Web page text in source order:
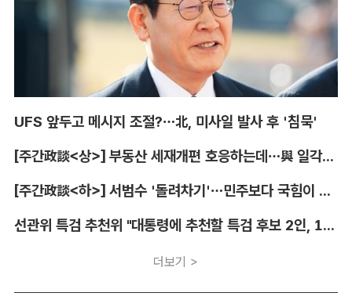
UFS 앞두고 메시지 조절?…北, 미사일 발사 후 '침묵'
[주간政談<상>] 부동산 세재개편 호응하는데…與 일각의 속내
[주간政談<하>] 서범수 '돌려차기'…민주보다 국힘이 더 발끈
선관위 특검 추천위 "대통령에 추천할 특검 후보 2인, 14일 확정"
더보기 >